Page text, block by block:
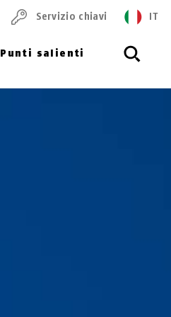
Punti salienti
Servizio chiavi IT